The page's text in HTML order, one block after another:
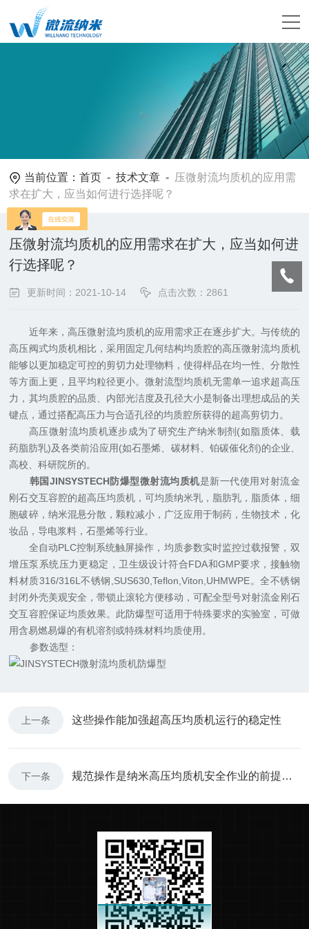
当前位置：首页 -技术文章 - 压微射流均质机的应用需
求在扩大，应当如何进行选择呢？
压微射流均质机的应用需求在扩大，应当如何进
行选择呢？
更新时间：2021-10-14 点击次数：2861
近年来，高压微射流均质机的应用需求正在逐步扩大。与传统的
高压阀式均质机相比，采用固定几何结构均质腔的高压微射流均质机
能够以更加稳定可控的剪切力处理物料，使得样品在均一性、分散性
等方面上更，且平均粒径更小。微射流型均质机无需单一追求超高压
力，其均质腔的品质、内部光洁度及孔径大小是制备出理想成品的关
键点，通过搭配高压力与合适孔径的均质腔所获得的超高剪切力。
高压微射流均质机逐步成为了研究生产纳米制剂(如脂质体、载
药脂肪乳)及各类前沿应用(如石墨烯、碳材料、铂碳催化剂)的企业、
高校、科研院所的。
韩国JINSYSTECH防爆型微射流均质机是新一代使用对射流金
刚石交互容腔的超高压均质机，可均质纳米乳，脂肪乳，脂质体，细
胞破碎，纳米混悬分散，颗粒减小，广泛应用于制药，生物技术，化
妆品，导电浆料，石墨烯等行业。
全自动PLC控制系统触屏操作，均质参数实时监控过载报警，双
增压泵系统压力更稳定，卫生级设计符合FDA和GMP要求，接触物
料材质316/316L不锈钢,SUS630,Teflon,Viton,UHMWPE。全不锈钢
封闭外壳美观安全，带锁止滚轮方便移动，可配全型号对射流金刚石
交互容腔保证均质效果。此防爆型可适用于特殊要求的实验室，可做
用含易燃易爆的有机溶剂或特殊材料均质使用。
参数选型：
上一条 这些操作能加强超高压均质机运行的稳定性
下一条 规范操作是纳米高压均质机安全作业的前提和保证